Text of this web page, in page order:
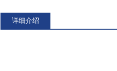
详细介绍